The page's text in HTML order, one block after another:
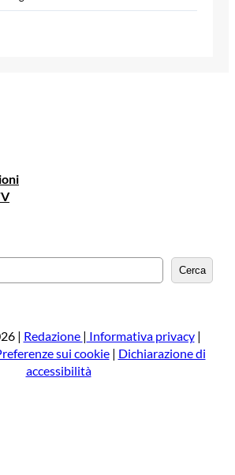
e
a
Cerca
| Redazione | Informativa privacy|
sui cookie| Dichiarazione di
accessibilità